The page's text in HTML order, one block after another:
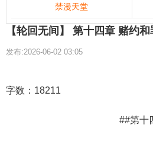
禁漫天堂
【轮回无间】 第十四章 赌约
发布:2026-06-02 03:05
字数：18211
##第十四章赌